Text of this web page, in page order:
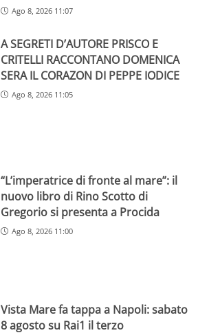
Ago 8, 2026 11:07
A SEGRETI D’AUTORE PRISCO E
CRITELLI RACCONTANO DOMENICA
SERA IL CORAZON DI PEPPE IODICE
Ago 8, 2026 11:05
“L’imperatrice di fronte al mare”: il
nuovo libro di Rino Scotto di
Gregorio si presenta a Procida
Ago 8, 2026 11:00
Vista Mare fa tappa a Napoli: sabato
8 agosto su Rai1 il terzo